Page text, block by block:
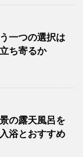
一つの選択は
ち寄るか
の露天風呂を
浴とおすすめ